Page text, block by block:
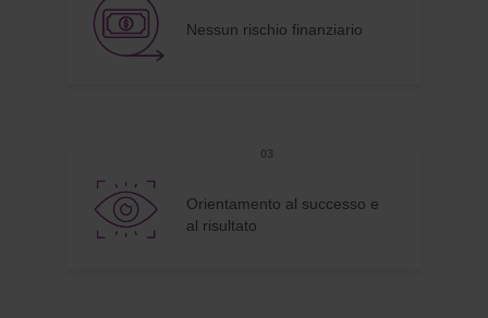
Nessun rischio finanziario
Orientamento al successo e
al risultato